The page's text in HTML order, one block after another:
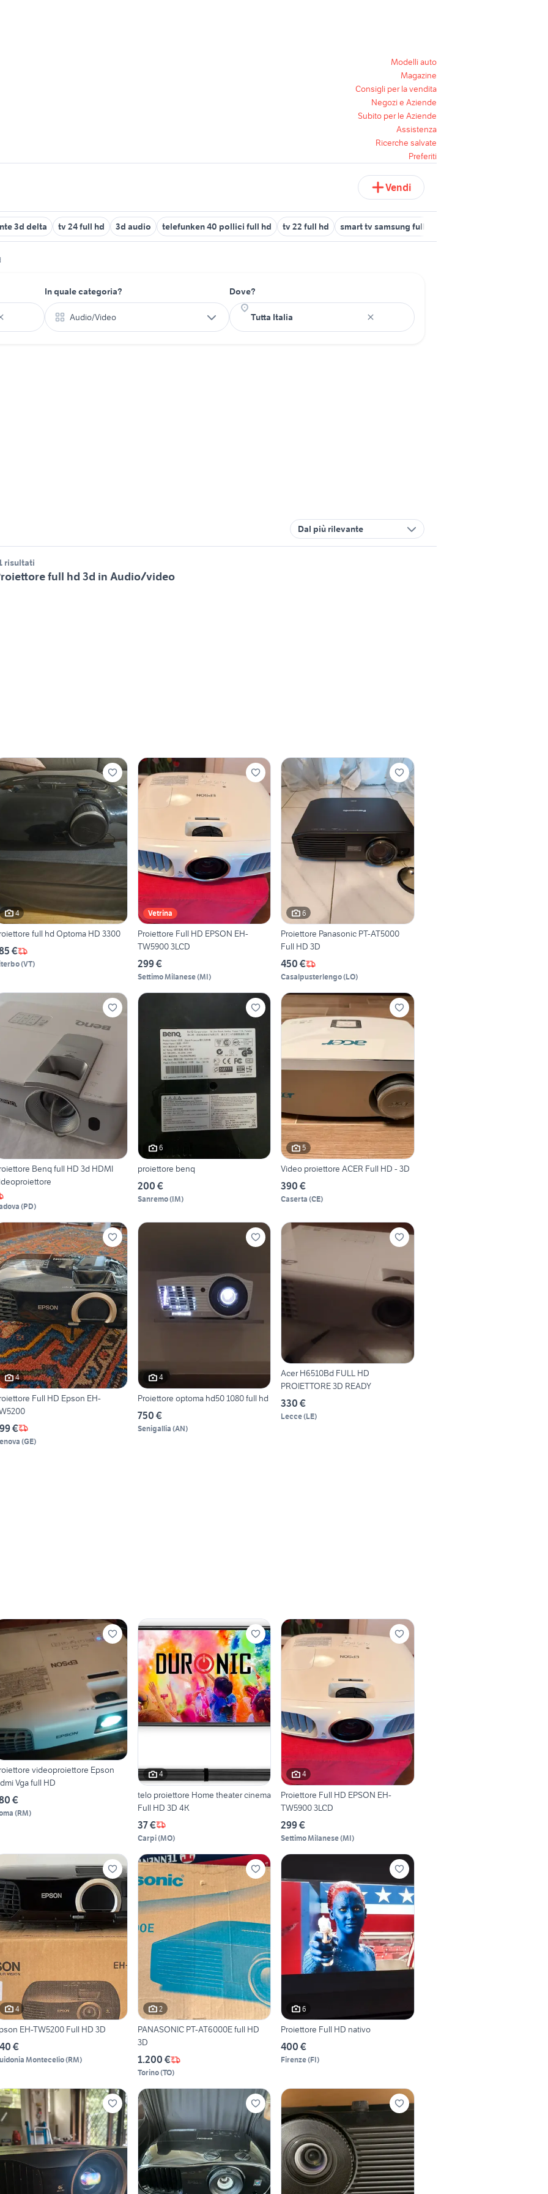
Modelli auto
Magazine
Consigli per la vendita
Negozi e Aziende
Subito per le Aziende
Assistenza
Ricerche salvate
Preferiti
Vendi
3d delta tv 24 full hd 3d audio telefunken 40 pollici full hd tv 22 full hd smart tv samsung full hd
In quale categoria?
Audio/Video
Dove?
Dal più rilevante
risultati
full hd 3d in Audio/video
4
full hd Optoma HD 3300
€
(VT)
Vetrina
Proiettore Full HD EPSON EH-
TW5900 3LCD
299 €
Settimo Milanese(MI)
6
Proiettore Panasonic PT-AT5000
Full HD 3D
450 €
Casalpusterlengo(LO)
Benq full HD 3d HDMI
(PD)
6
proiettore benq
200 €
Sanremo(IM)
5
Video proiettore ACER Full HD - 3D
390 €
Caserta (CE)
4
Full HD Epson EH-
€
(GE)
4
Proiettore optoma hd50 1080 full hd
750 €
Senigallia (AN)
Acer H6510Bd FULL HD
PROIETTORE 3D READY
330 €
Lecce(LE)
videoproiettore Epson
Vga full HD
€
(RM)
4
telo proiettore Home theater cinema
Full HD 3D 4K
37 €
Carpi(MO)
4
Proiettore Full HD EPSON EH-
TW5900 3LCD
299 €
Settimo Milanese(MI)
4
EH-TW5200 Full HD 3D
€
Montecelio(RM)
2
PANASONIC PT-AT6000E full HD
3D
1.200 €
Torino(TO)
6
Proiettore Full HD nativo
400 €
Firenze(FI)